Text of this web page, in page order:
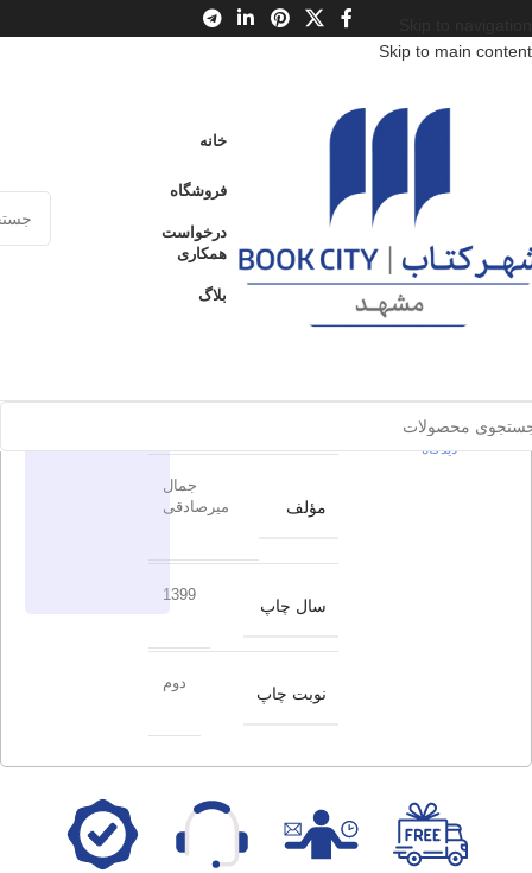
Skip to main content
خانه
فروشگاه
درخواست
همکاری
بلاگ
محصولات / کتاب بزرگسال
فروخته شده
0 بدون
دیدگاه
0 بدون
ناشر
اشاره
مؤلف
جمال
میرصادقی
سال چاپ
1399
نوبت چاپ
دوم